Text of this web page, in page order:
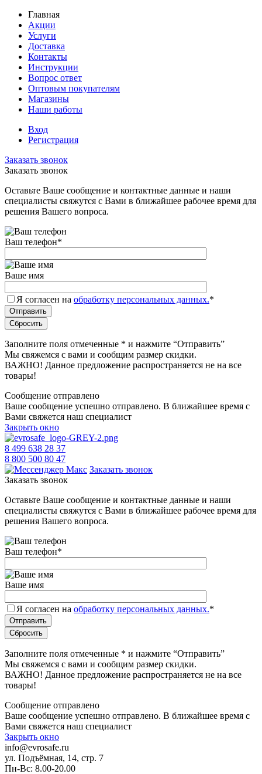
Главная
Акции
Услуги
Доставка
Контакты
Инструкции
Вопрос ответ
Оптовым покупателям
Магазины
Наши работы
Вход
Регистрация
Заказать звонок
Заказать звонок
Оставьте Ваше сообщение и контактные данные и наши
специалисты свяжутся с Вами в ближайшее рабочее время для
решения Вашего вопроса.
Ваш телефон*
Ваше имя
Я согласен на обработку персональных данных.*
Заполните поля отмеченные * и нажмите “Отправить”
Мы свяжемся с вами и сообщим размер скидки.
ВАЖНО! Данное предложение распространяется не на все
товары!
Сообщение отправлено
Ваше сообщение успешно отправлено. В ближайшее время с
Вами свяжется наш специалист
Закрыть окно
8 499 638 28 37
8 800 500 80 47
Заказать звонок
Заказать звонок
Оставьте Ваше сообщение и контактные данные и наши
специалисты свяжутся с Вами в ближайшее рабочее время для
решения Вашего вопроса.
Ваш телефон*
Ваше имя
Я согласен на обработку персональных данных.*
Заполните поля отмеченные * и нажмите “Отправить”
Мы свяжемся с вами и сообщим размер скидки.
ВАЖНО! Данное предложение распространяется не на все
товары!
Сообщение отправлено
Ваше сообщение успешно отправлено. В ближайшее время с
Вами свяжется наш специалист
Закрыть окно
info@evrosafe.ru
ул. Подъёмная, 14, стр. 7
Пн-Вс: 8.00-20.00